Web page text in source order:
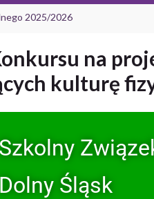
2025/2026
na
kulturę
Szkolny
Dolny Śląsk